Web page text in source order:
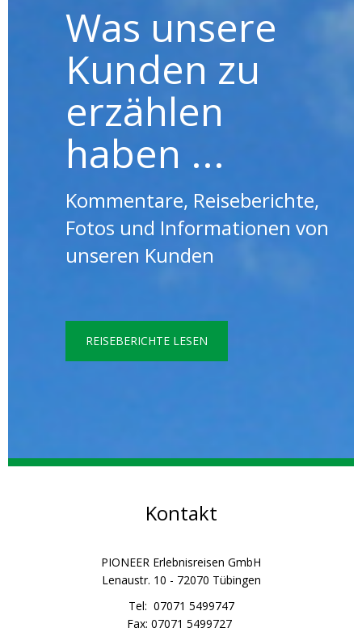
Was unsere
Kunden zu
erzählen
haben ...
Kommentare, Reiseberichte,
Fotos und Informationen von
unseren Kunden
REISEBERICHTE LESEN
Kontakt
PIONEER Erlebnisreisen GmbH
Lenaustr. 10 - 72070 Tübingen
Tel: 07071 5499747
Fax: 07071 5499727